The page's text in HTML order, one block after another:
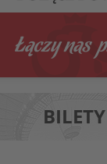
BILETY